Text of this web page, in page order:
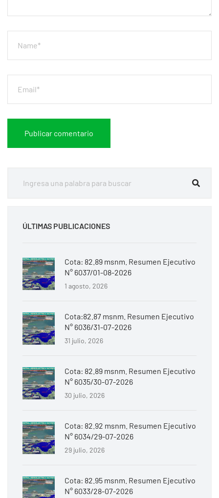
ÚLTIMAS PUBLICACIONES
Cota: 82.89 msnm. Resumen Ejecutivo
N° 6037/01-08-2026
1 agosto, 2026
Cota:82.87 msnm. Resumen Ejecutivo
N° 6036/31-07-2026
31 julio, 2026
Cota: 82.89 msnm. Resumen Ejecutivo
N° 6035/30-07-2026
30 julio, 2026
Cota: 82.92 msnm. Resumen Ejecutivo
N° 6034/29-07-2026
29 julio, 2026
Cota: 82.95 msnm. Resumen Ejecutivo
N° 6033/28-07-2026